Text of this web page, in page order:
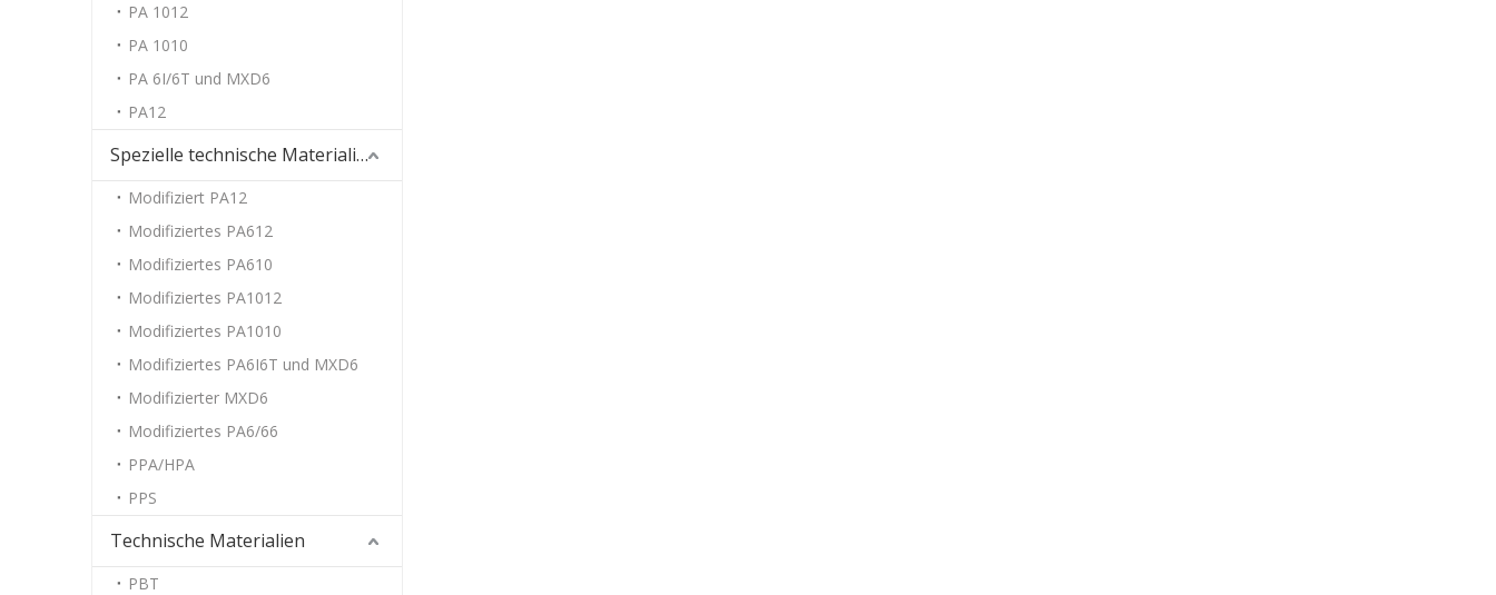
PA 1012
PA 1010
PA 6I/6T und MXD6
PA12
Spezielle technische Materialien
Modifiziert PA12
Modifiziertes PA612
Modifiziertes PA610
Modifiziertes PA1012
Modifiziertes PA1010
Modifiziertes PA6I6T und MXD6
Modifizierter MXD6
Modifiziertes PA6/66
PPA/HPA
PPS
Technische Materialien
PBT